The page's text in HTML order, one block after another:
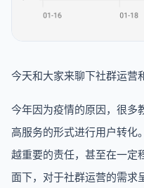
今天和大家来聊下社群运营
今年因为疫情的原因，很多
高服务的形式进行用户转化
越重要的责任，甚至在一定
面下，对于社群运营的需求